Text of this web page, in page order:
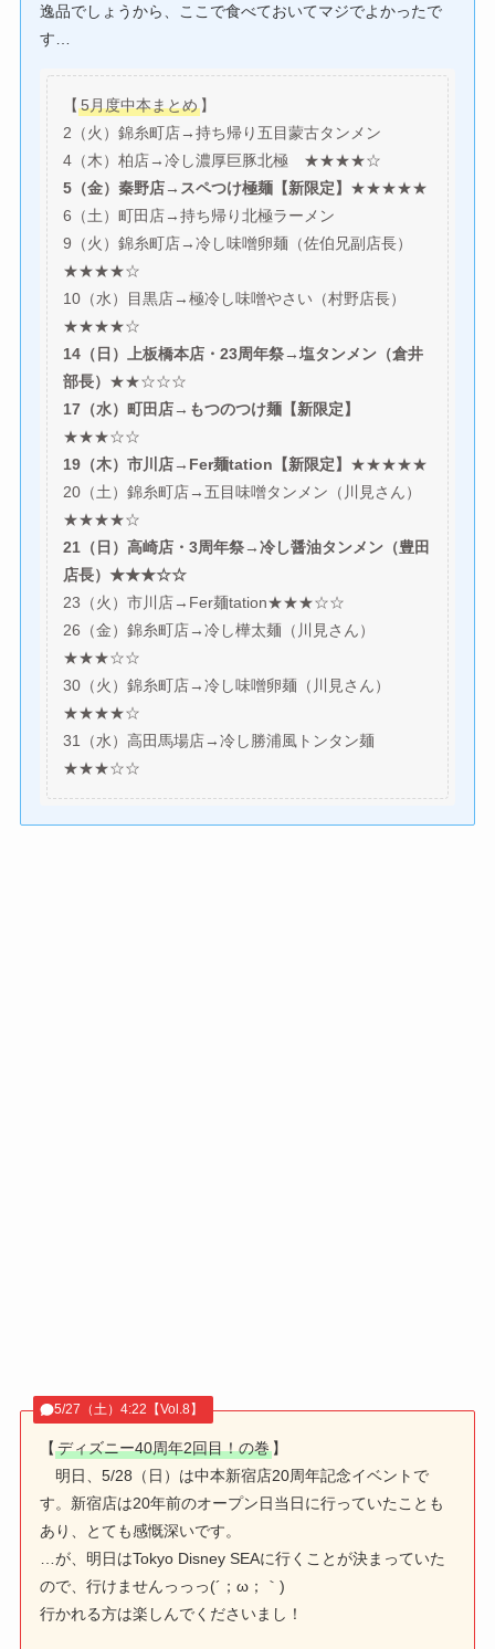
逸品でしょうから、ここで食べておいてマジでよかったで
す…
【5月度中本まとめ 】
2（火）錦糸町店→持ち帰り五目蒙古タンメン
4（木）柏店→冷し濃厚巨豚北極 ★★★★☆
5（金）秦野店→スペつけ極麺【新限定】 ★★★★★
6（土）町田店→持ち帰り北極ラーメン
9（火）錦糸町店→冷し味噌卵麺（佐伯兄副店長）
★★★★☆
10（水）目黒店→極冷し味噌やさい（村野店長）
★★★★☆
14（日）上板橋本店・23周年祭→塩タンメン（倉井
部長） ★★☆☆☆
17（水）町田店→もつのつけ麺【新限定】
★★★☆☆
19（木）市川店→Fer麺tation【新限定】 ★★★★★
20（土）錦糸町店→五目味噌タンメン（川見さん）
★★★★☆
21（日）高崎店・3周年祭→冷し醤油タンメン（豊田
店長）★★★☆☆
23（火）市川店→Fer麺tation★★★☆☆
26（金）錦糸町店→冷し樺太麺（川見さん）
★★★☆☆
30（火）錦糸町店→冷し味噌卵麺（川見さん）
★★★★☆
31（水）高田馬場店→冷し勝浦風トンタン麺
★★★☆☆
5/27（土）4:22【Vol.8】
【ディズニー40周年2回目！の巻 】
明日、5/28（日）は中本新宿店20周年記念イベントで
す。新宿店は20年前のオープン日当日に行っていたことも
あり、とても感慨深いです。
…が、明日はTokyo Disney SEAに行くことが決まっていた
ので、行けませんっっっ(´；ω；｀)
行かれる方は楽しんでくださいまし！